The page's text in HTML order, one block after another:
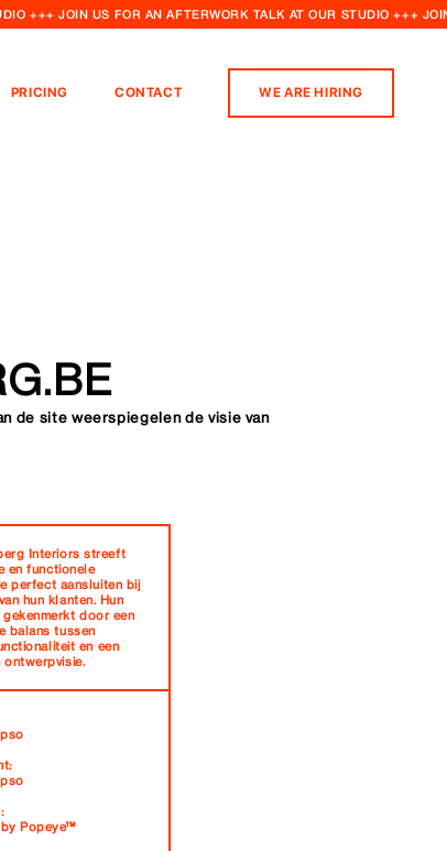
+++ JOIN US FOR AN AFTERWORK TALK AT OUR STUDIO +++
PRICING CONTACT WE ARE HIRING
de site weerspiegelen de visie van
Interiors streeft
en functionele
perfect aansluiten bij
hun klanten. Hun
door een
balans tussen
en een
Popeye™